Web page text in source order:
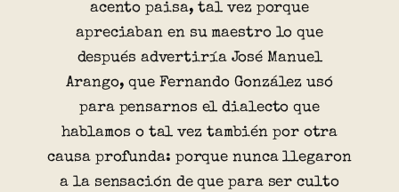
acento paisa, tal vez porque
apreciaban en su maestro lo que
después advertiría José Manuel
Arango, que Fernando González usó
para pensarnos el dialecto que
hablamos o tal vez también por otra
causa profunda: porque nunca llegaron
a la sensación de que para ser culto